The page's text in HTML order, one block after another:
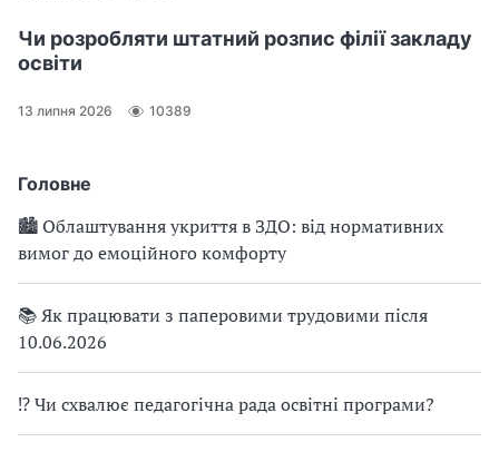
Головне
🏙 Облаштування укриття в ЗДО: від нормативних
вимог до емоційного комфорту
📚 Як працювати з паперовими трудовими після
10.06.2026
⁉ Чи схвалює педагогічна рада освітні програми?
Чи розробляти штатний розпис філії закладу
освіти
13 липня 2026 10389